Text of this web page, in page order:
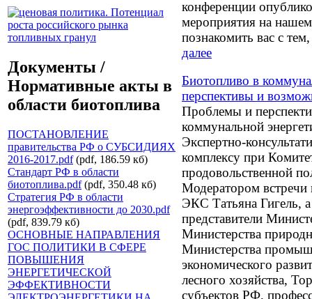
Документы /
Нормативные акты в
области биотоплива
ПОСТАНОВЛЕНИЕ
правительства РФ о СУБСИДИЯХ
2016-2017.pdf(pdf, 186.59 кб)
Стандарт РФ в области
биотоплива.pdf(pdf, 350.48 кб)
Стратегия РФ в области
энергоэффективности до 2030.pdf
(pdf, 839.79 кб)
ОСНОВНЫЕ НАПРАВЛЕНИЯ
ГОС ПОЛИТИКИ В СФЕРЕ
ПОВЫШЕНИЯ
ЭНЕРГЕТИЧЕСКОЙ
ЭФФЕКТИВНОСТИ
конференции
мероприятия на
познакомить вас с
далее
Биотопливо в
перспективы и
Проблемы и
коммунальной
Экспертно-
комплексу при
продовольственной
Модератором встречи
ЭКС Татьяна Гигель,
представители
Министерства
Министерства
экономического
лесного хозяйства,
субъектов РФ,